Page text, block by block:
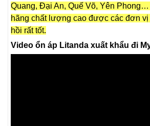
Quang, Đại An, Quế Võ, Yên
hãng chất lượng cao được các đơn vị
hồi rất tốt.
Video ổn áp Litanda xuất khẩu đi